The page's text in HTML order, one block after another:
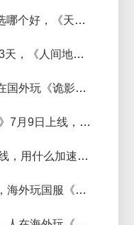
《天堂W》东南亚服加速器选哪个好，《天堂W》东南亚服报错进不去解决方法
《人间地狱:越南》免费公测3天，《人间地狱:越南》延迟高用不过什么加速器好
《诡影藏锋》版号过审，人在国外玩《诡影藏锋》加速器推荐
《刺客信条：黑旗 记忆重置》7月9日上线，《刺客信条：黑旗 记忆重置》进不去用什么加速器好？
奇幻RPG公会创世纪正式上线，用什么加速器能玩？
《彩六攻势》国服即将测试，海外玩国服《彩虹六号：攻势》延迟低的加速器推